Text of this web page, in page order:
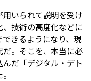
いられて説明を受け
技術の高度化などに
きるようになり、現
。そこを、本当に必
だ「デジタル・デト